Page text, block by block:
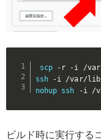
scp -r -i /var/
ssh
nohup ssh -i /
ビルド時に実行する